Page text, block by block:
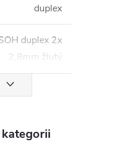
duplex
duplex 2x
2,8mm žlutý